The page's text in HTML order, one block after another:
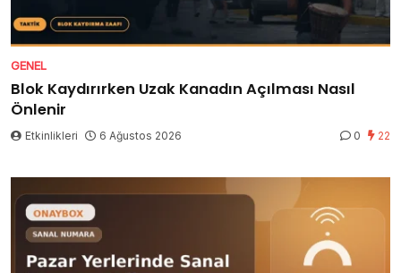
GENEL
Blok Kaydırırken Uzak Kanadın Açılması Nasıl
Önlenir
Etkinlikleri 6 Ağustos 2026 0 22